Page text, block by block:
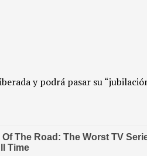
y podrá pasar su